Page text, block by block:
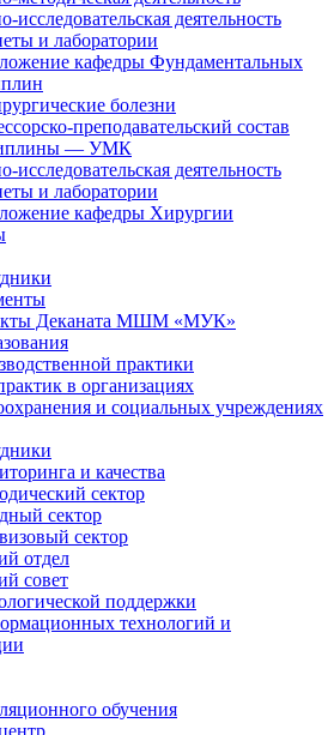
исследовательская деятельность
и лаборатории
кафедры Фундаментальных
болезни
преподавательский состав
— УМК
исследовательская деятельность
и лаборатории
кафедры Хирургии
Деканата МШМ «МУК»
практики
в организациях
и социальных учреждениях
и качества
сектор
сектор
сектор
отдел
совет
поддержки
технологий и
обучения